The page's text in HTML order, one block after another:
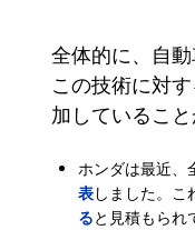
全体的に、自動
この技術に対
加していること
ホンダは最近、
表しました。こ
ると見積もられ